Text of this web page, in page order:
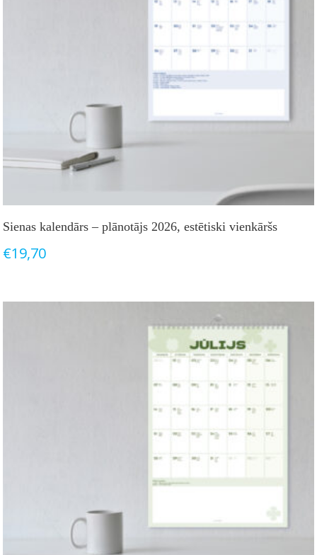
Sienas kalendārs – plānotājs 2026, estētiski vienkāršs
€19,70